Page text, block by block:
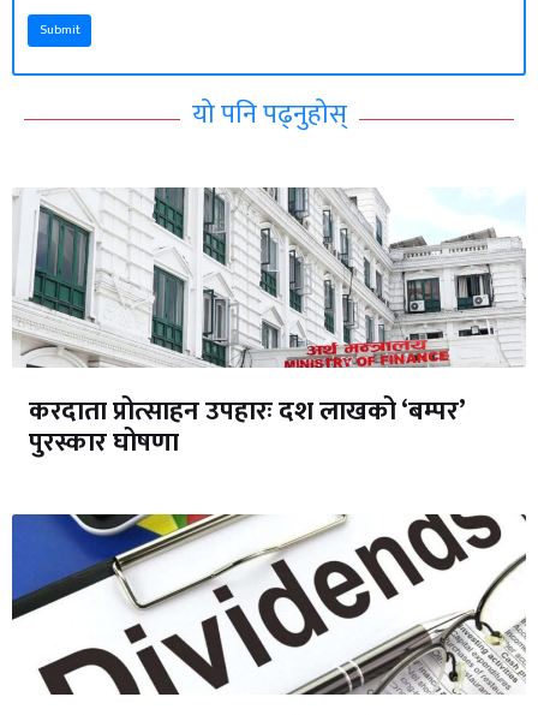
Submit
यो पनि पढ्नुहोस्
करदाता प्रोत्साहन उपहारः दश लाखको ‘बम्पर’
पुरस्कार घोषणा